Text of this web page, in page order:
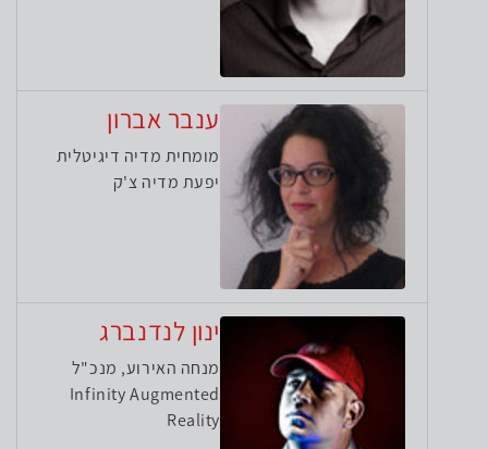
ענבר אברון
מומחית מדיה דיגיטלית
יפעת מדיה צ'ק
ינון לנדנברג
מנחה האירוע, מנכ"ל
Infinity Augmented
Reality